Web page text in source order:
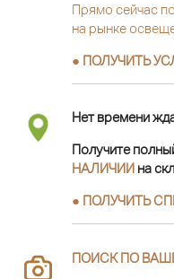
Прямо сейчас
на рынке
● ПОЛУЧИТЬ
Нет времени
Получите
НАЛИЧИИ на
● ПОЛУЧИТЬ
ПОИСК ПО